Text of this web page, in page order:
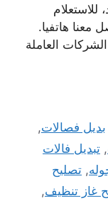
للاستعلام
معنا هاتفيا.
العاملة
بديل فصالات,
, تبديل فالات
, تصليح
غاز تنظيف,